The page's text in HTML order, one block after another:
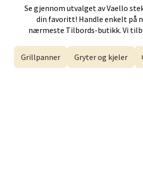
Se gjennom utvalget avVaello
din favoritt! Handle enkelt på
nærmeste Tilbords-butikk. Vi
Grillpanner Gryter og kjeler
Åpent i dag 10-21